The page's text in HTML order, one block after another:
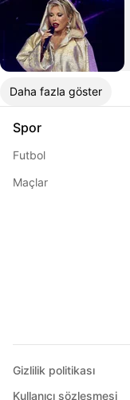
Daha fazla göster
Spor
Futbol
Maçlar
Gizlilik politikası
Kullanıcı sözleşmesi